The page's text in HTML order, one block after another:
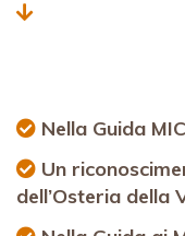
Nella Guida
Un
dell’Osteria della